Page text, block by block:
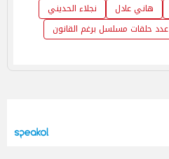
هاني عادل
نجلاء الحديني
عدد حلقات مسلسل برغم القانون